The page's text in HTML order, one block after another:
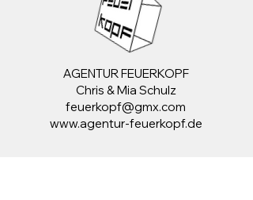
AGENTUR FEUERKOPF
Chris & Mia Schulz
feuerkopf@gmx.com
www.agentur-feuerkopf.de